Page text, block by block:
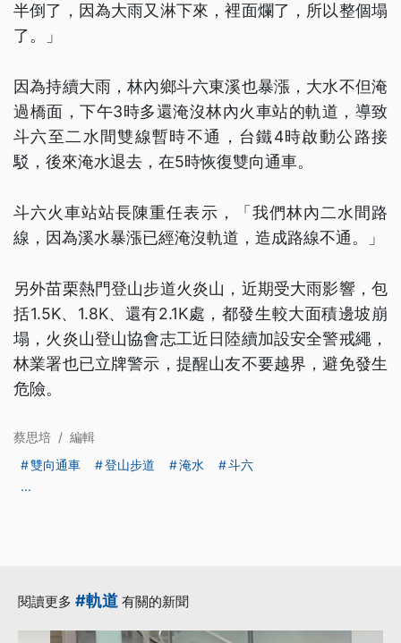
半倒了，因為大雨又淋下來，裡面爛了，所以整個塌
了。」
因為持續大雨，林內鄉斗六東溪也暴漲，大水不但淹
過橋面，下午3時多還淹沒林內火車站的軌道，導致
斗六至二水間雙線暫時不通，台鐵4時啟動公路接
駁，後來淹水退去，在5時恢復雙向通車。
斗六火車站站長陳重任表示，「我們林內二水間路
線，因為溪水暴漲已經淹沒軌道，造成路線不通。」
另外苗栗熱門登山步道火炎山，近期受大雨影響，包
括1.5K、1.8K、還有2.1K處，都發生較大面積邊坡崩
塌，火炎山登山協會志工近日陸續加設安全警戒繩，
林業署也已立牌警示，提醒山友不要越界，避免發生
危險。
蔡思培 / 編輯
雙向通車
登山步道 淹水
斗六
...
閱讀更多 #軌道 有關的新聞